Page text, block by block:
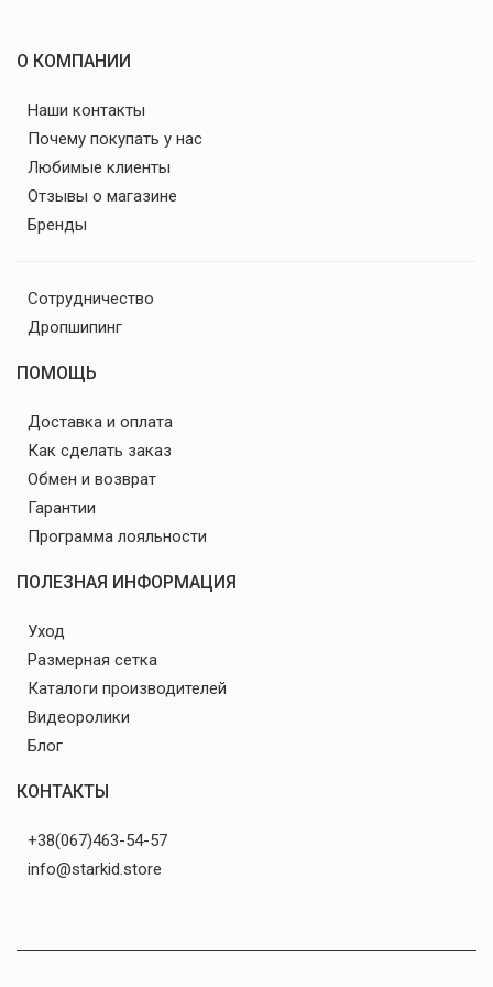
О КОМПАНИИ
Наши контакты
Почему покупать у нас
Любимые клиенты
Отзывы о магазине
Бренды
Сотрудничество
Дропшипинг
ПОМОЩЬ
Доставка и оплата
Как сделать заказ
Обмен и возврат
Гарантии
Программа лояльности
ПОЛЕЗНАЯ ИНФОРМАЦИЯ
Уход
Размерная сетка
Каталоги производителей
Видеоролики
Блог
КОНТАКТЫ
+38(067)463-54-57
info@starkid.store